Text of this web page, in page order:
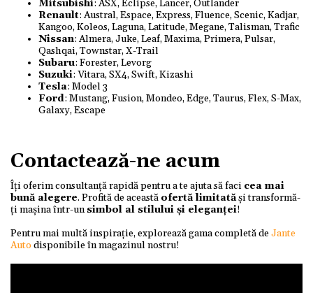
Mitsubishi: ASX, Eclipse, Lancer, Outlander
Renault: Austral, Espace, Express, Fluence, Scenic, Kadjar,
Kangoo, Koleos, Laguna, Latitude, Megane, Talisman, Trafic
Nissan: Almera, Juke, Leaf, Maxima, Primera, Pulsar,
Qashqai, Townstar, X-Trail
Subaru: Forester, Levorg
Suzuki: Vitara, SX4, Swift, Kizashi
Tesla: Model 3
Ford: Mustang, Fusion, Mondeo, Edge, Taurus, Flex, S-Max,
Galaxy, Escape
Contactează-ne acum
Îți oferim consultanță rapidă pentru a te ajuta să faci cea mai
bună alegere. Profită de această ofertă limitatăși transformă-
ți mașina într-unsimbol al stilului și eleganței!
Pentru mai multă inspirație, explorează gama completă deJante
Autodisponibile în magazinul nostru!